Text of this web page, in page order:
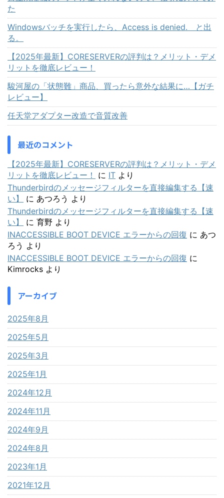
た
Windowsバッチを実行したら、Access is denied. と出
る。
【2025年最新】CORESERVERの評判は？メリット・デメ
リットを徹底レビュー！
駿河屋の「状態難」商品、買ったら意外な結果に…【ガチ
レビュー】
任天堂アダプター改造で音質改善
最近のコメント
【2025年最新】CORESERVERの評判は？メリット・デメ
リットを徹底レビュー！
に IT より
Thunderbirdのメッセージフィルターを直接編集する【速
い】
に あつろう より
Thunderbirdのメッセージフィルターを直接編集する【速
い】
に 育野 より
INACCESSIBLE BOOT DEVICE エラーからの回復 に あつ
ろう より
INACCESSIBLE BOOT DEVICE エラーからの回復 に
Kimrocks より
アーカイブ
2025年8月
2025年5月
2025年3月
2025年1月
2024年12月
2024年11月
2024年9月
2024年8月
2023年1月
2021年12月